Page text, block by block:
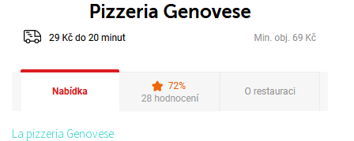
La pizzeria Genovese